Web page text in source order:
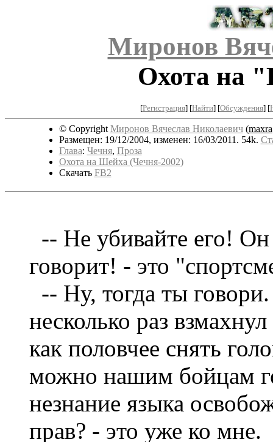
Миронов
Охота на
[Регистрация] [Найти] [Обсуждения] [
© Copyright Миронов Вячеслав Николаевич(
Размещен: 19/12/2004, изменен: 16/03/2011. 54k.
Глава: Чечня, Проза
Охота на Шейха (Чечня-2002)
Скачать FB2
-- Не убивайте его!
говорит! - это
-- Ну, тогда ты
несколько раз
как половчее снять
можно нашим бойцам
незнание языка
прав? - это уже ко мне.